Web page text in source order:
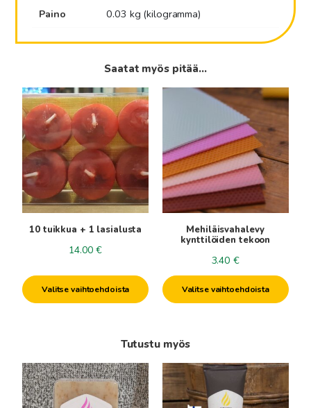
Paino
0.03 kg (kilogramma)
Saatat myös pitää...
10 tuikkua + 1 lasialusta
14.00 €
Valitse vaihtoehdoista
Tällä
tuotteella
on
useampi
muunnelma.
Voit
tehdä
valinnat
Mehiläisvahalevy
kynttilöiden tekoon
3.40 €
Valitse vaihtoehdoista
Tällä
useampi
muunnelma.
Voit
tehdä
valinnat
sivulla.
Tutustu myös